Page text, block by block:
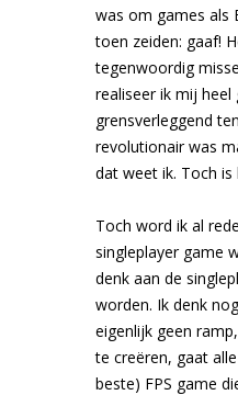
was om games als
toen zeiden: gaaf!
tegenwoordig
realiseer ik mij
grensverleggend
revolutionair was
dat weet ik. Toch
Toch word ik al
singleplayer game
denk aan de
worden. Ik denk
eigenlijk geen
te creëren, gaat
beste) FPS game